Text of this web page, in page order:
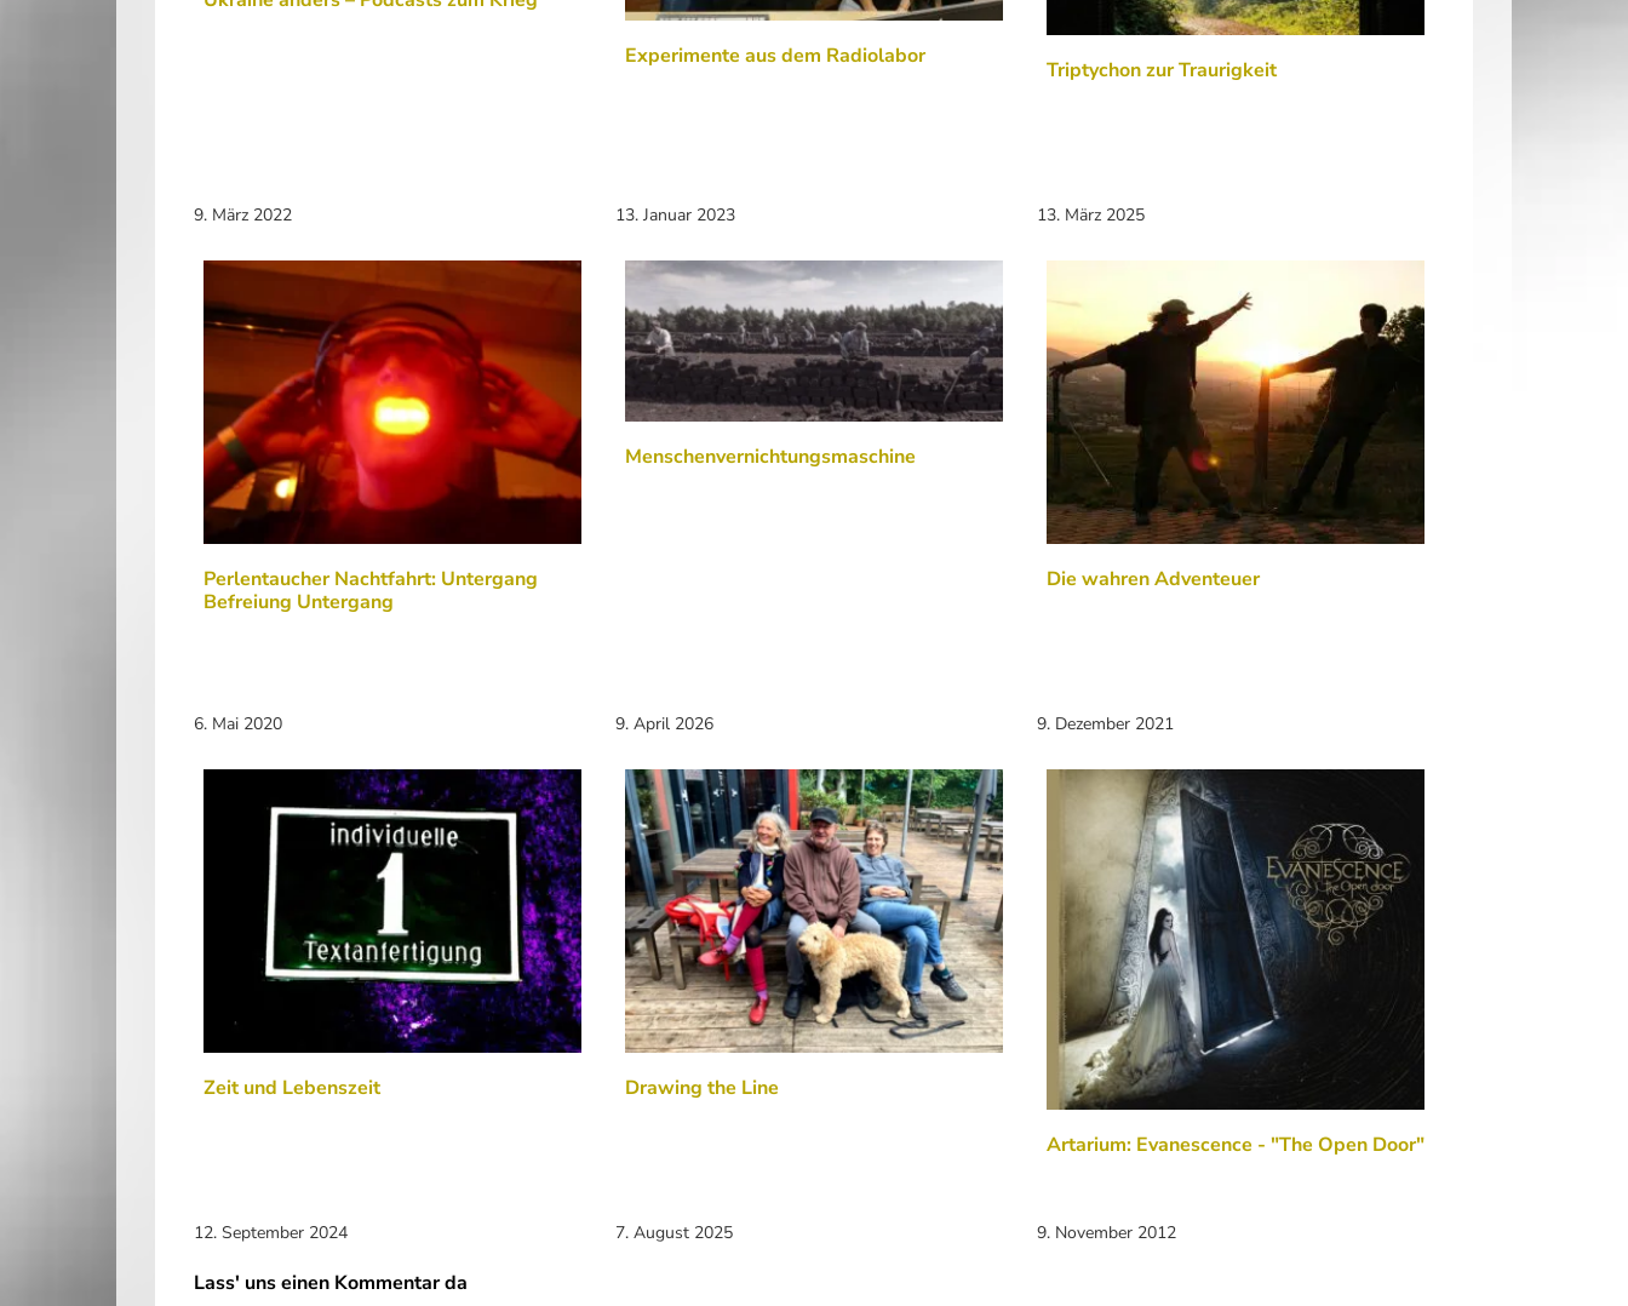
9. März 2022
Experimente aus dem Radiolabor
13. Januar 2023
Triptychon zur Traurigkeit
13. März 2025
Perlentaucher Nachtfahrt: Untergang
Befreiung Untergang
6. Mai 2020
Menschenvernichtungsmaschine
9. April 2026
Die wahren Adventeuer
9. Dezember 2021
Zeit und Lebenszeit
12. September 2024
Drawing the Line
7. August 2025
Artarium: Evanescence - "The Open Door"
9. November 2012
Lass' uns einen Kommentar da